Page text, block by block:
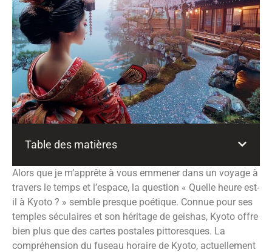
Table des matières
Alors que je m’apprête à vous emmener dans un voyage à
travers le temps et l’espace, la question « Quelle heure est-
il à Kyoto ? » semble presque poétique. Connue pour ses
temples séculaires et son héritage de geishas, Kyoto offre
bien plus que des cartes postales pittoresques. La
compréhension du fuseau horaire de Kyoto, actuellement